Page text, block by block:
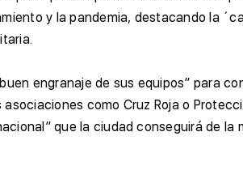
y la pandemia, destacando la
engranaje de sus equipos” para
como Cruz Roja o
que la ciudad conseguirá de la